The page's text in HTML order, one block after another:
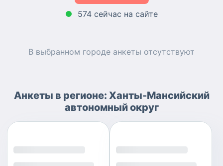
574 сейчас на сайте
В выбранном городе анкеты отсутствуют
Анкеты в регионе: Ханты-Мансийский
автономный округ